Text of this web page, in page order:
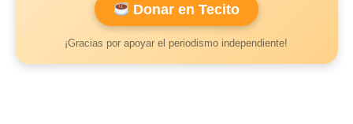
Donar en Tecito
¡Gracias por apoyar el periodismo independiente!